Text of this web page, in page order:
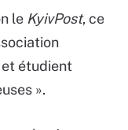
le KyivPost, ce
étudient
».